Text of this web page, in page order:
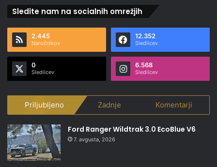
Sledite nam na socialnih omrežjih
2.445
Naročnikov
12.352
Sledilcev
0
Sledilcev
6.568
Sledilcev
Priljubljeno Zadnje Komentarji
Ford Ranger Wildtrak 3.0 EcoBlue V6
7. avgusta, 2026